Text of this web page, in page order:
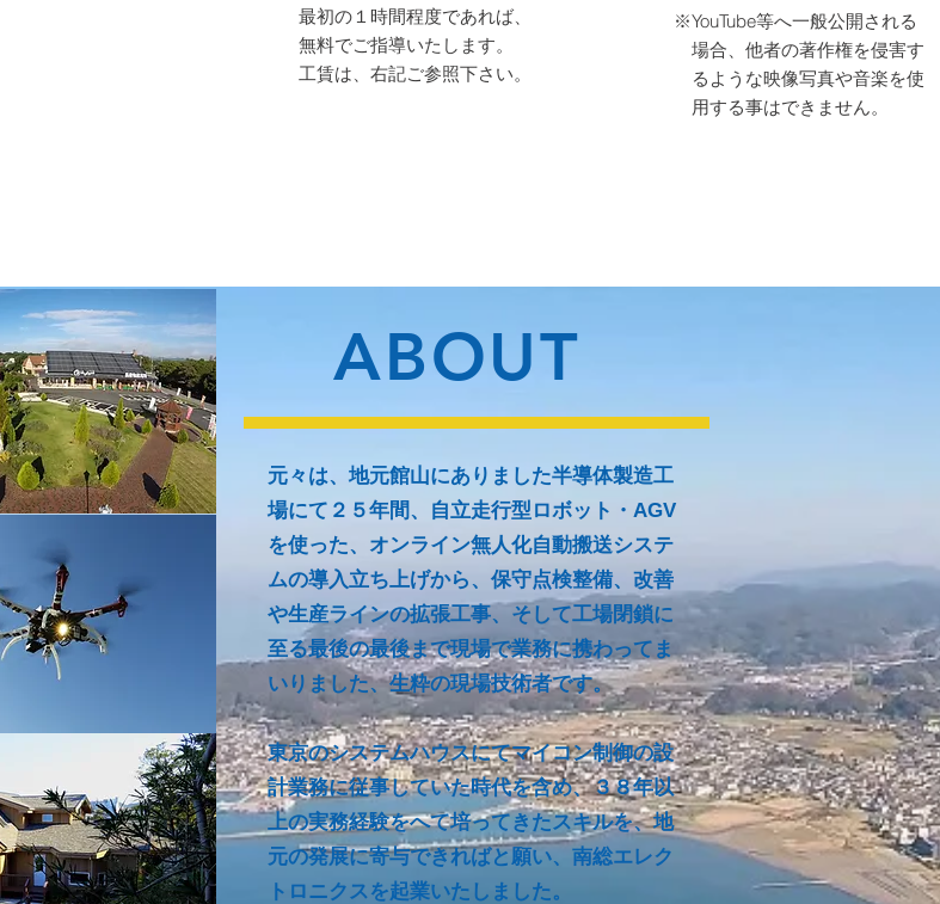
最初の１時間程度であれば、
無料でご指導いたします。
​ 工賃は、右記ご参照下さい。
※YouTube等へ一般公開される
場合、他者の著作権を侵害す
るような映像写真や音楽を使
用する事はできません。
ABOUT
元々は、地元館山にありました半導体製造工
場にて２５年間、自立走行型ロボット・AGV
を使った、オンライン無人化自動搬送システ
ムの導入立ち上げから、保守点検整備、改善
や生産ラインの拡張工事、そして工場閉鎖に
至る最後の最後まで現場で業務に携わってま
いりました、生粋の現場技術者です。
東京のシステムハウスにてマイコン制御の設
計業務に従事していた時代を含め、３８年以
上の実務経験をへて培ってきたスキルを、地
元の発展に寄与できればと願い、南総エレク
トロニクスを起業いたしま した。